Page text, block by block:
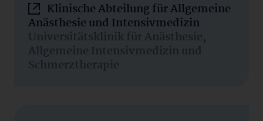
Klinische Abteilung für Allgemeine
Anästhesie und Intensivmedizin
Universitätsklinik für Anästhesie,
Allgemeine Intensivmedizin und
Schmerztherapie